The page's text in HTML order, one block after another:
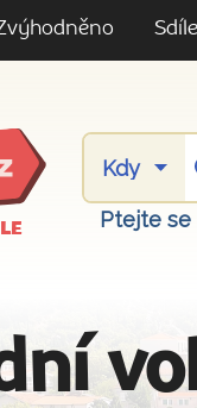
Ptejte se